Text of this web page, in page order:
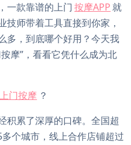
一款靠谱的上门 按摩APP就
技师带着工具直接到你家，
多，到底哪个好用？今天我
摩”，看看它凭什么成为北
上门按摩 ？
积累了深厚的口碑。全国超
个城市，线上合作店铺超过